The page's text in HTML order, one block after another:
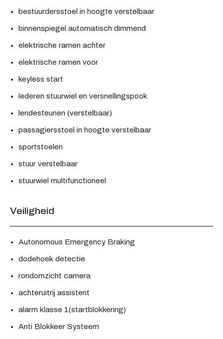
bestuurdersstoel in hoogte verstelbaar
binnenspiegel automatisch dimmend
elektrische ramen achter
elektrische ramen voor
keyless start
lederen stuurwiel en versnellingspook
lendesteunen (verstelbaar)
passagiersstoel in hoogte verstelbaar
sportstoelen
stuur verstelbaar
stuurwiel multifunctioneel
Veiligheid
Autonomous Emergency Braking
dodehoek detectie
rondomzicht camera
achteruitrij assistent
alarm klasse 1(startblokkering)
Anti Blokkeer Systeem